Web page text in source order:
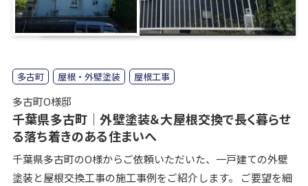
多古町 屋根・外壁塗装 屋根工事
多古町O様邸
千葉県多古町│外壁塗装＆大屋根交換で長く暮らせ
る落ち着きのある住まいへ
千葉県多古町のO様からご依頼いただいた、一戸建ての外壁
塗装と屋根交換工事の施工事例をご紹介します。 ご要望を細